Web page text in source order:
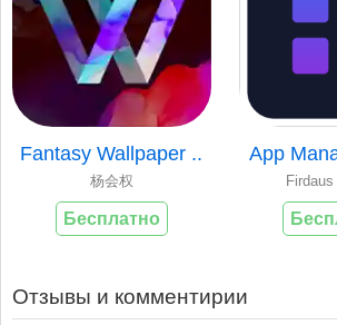
Fantasy Wallpaper ..
杨会权
Бесплатно
App
Отзывы и комментирии